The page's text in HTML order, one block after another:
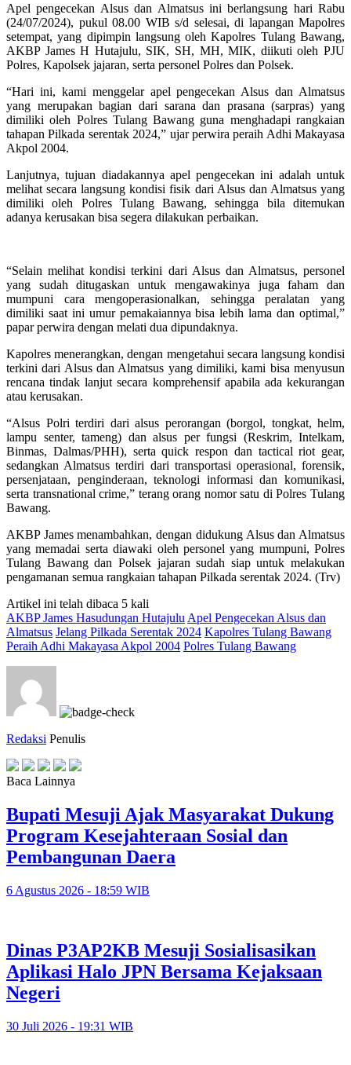
Apel pengecekan Alsus dan Almatsus ini berlangsung hari Rabu
(24/07/2024), pukul 08.00 WIB s/d selesai, di lapangan Mapolres
setempat, yang dipimpin langsung oleh Kapolres Tulang Bawang,
AKBP James H Hutajulu, SIK, SH, MH, MIK, diikuti oleh PJU
Polres, Kapolsek jajaran, serta personel Polres dan Polsek.
“Hari ini, kami menggelar apel pengecekan Alsus dan Almatsus
yang merupakan bagian dari sarana dan prasana (sarpras) yang
dimiliki oleh Polres Tulang Bawang guna menghadapi rangkaian
tahapan Pilkada serentak 2024,” ujar perwira peraih Adhi Makayasa
Akpol 2004.
Lanjutnya, tujuan diadakannya apel pengecekan ini adalah untuk
melihat secara langsung kondisi fisik dari Alsus dan Almatsus yang
dimiliki oleh Polres Tulang Bawang, sehingga bila ditemukan
adanya kerusakan bisa segera dilakukan perbaikan.
“Selain melihat kondisi terkini dari Alsus dan Almatsus, personel
yang sudah ditugaskan untuk mengawakinya juga faham dan
mumpuni cara mengoperasionalkan, sehingga peralatan yang
dimiliki saat ini umur pemakaiannya bisa lebih lama dan optimal,”
papar perwira dengan melati dua dipundaknya.
Kapolres menerangkan, dengan mengetahui secara langsung kondisi
terkini dari Alsus dan Almatsus yang dimiliki, kami bisa menyusun
rencana tindak lanjut secara komprehensif apabila ada kekurangan
atau kerusakan.
“Alsus Polri terdiri dari alsus perorangan (borgol, tongkat, helm,
lampu senter, tameng) dan alsus per fungsi (Reskrim, Intelkam,
Binmas, Dalmas/PHH), serta quick respon dan tactical riot gear,
sedangkan Almatsus terdiri dari transportasi operasional, forensik,
persenjataan, penginderaan, teknologi informasi dan komunikasi,
serta transnational crime,” terang orang nomor satu di Polres Tulang
Bawang.
AKBP James menambahkan, dengan didukung Alsus dan Almatsus
yang memadai serta diawaki oleh personel yang mumpuni, Polres
Tulang Bawang dan Polsek jajaran sudah siap untuk melakukan
pengamanan semua rangkaian tahapan Pilkada serentak 2024. (Trv)
Artikel ini telah dibaca 5 kali
AKBP James Hasudungan Hutajulu Apel Pengecekan Alsus dan
Almatsus Jelang Pilkada Serentak 2024 Kapolres Tulang Bawang
Peraih Adhi Makayasa Akpol 2004 Polres Tulang Bawang
Redaksi Penulis
Baca Lainnya
Bupati Mesuji Ajak Masyarakat Dukung
Program Kesejahteraan Sosial dan
Pembangunan Daera
6 Agustus 2026 - 18:59 WIB
Dinas P3AP2KB Mesuji Sosialisasikan
Aplikasi Halo JPN Bersama Kejaksaan
Negeri
30 Juli 2026 - 19:31 WIB